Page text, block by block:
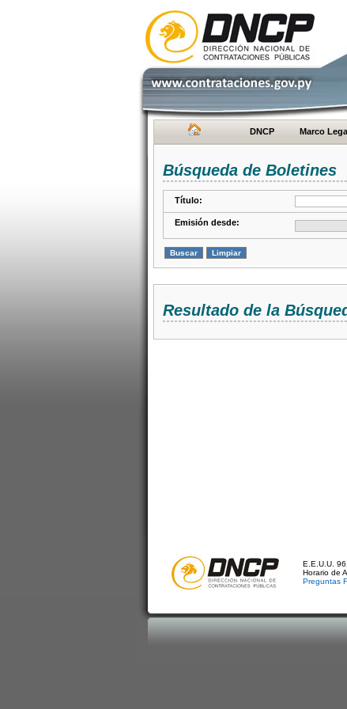
DNCP Marco
Búsqueda de Boletines
Título:
Emisión desde:
Resultado de la
E.E.U.U.
Horario de
Preguntas